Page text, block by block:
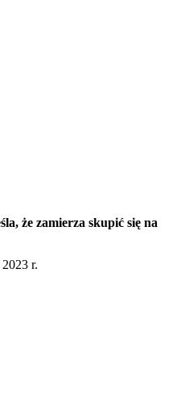
że zamierza skupić się na
r.